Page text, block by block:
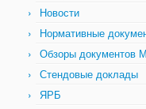
Новости
Нормативные
Обзоры документов
Стендовые доклады
ЯРБ